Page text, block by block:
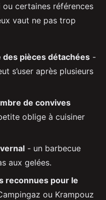
certaines références
vaut ne pas trop
pièces détachées -
s’user après plusieurs
de convives
oblige à cuisiner
- un barbecue
aux gelées.
reconnues pour le
ou Krampouz